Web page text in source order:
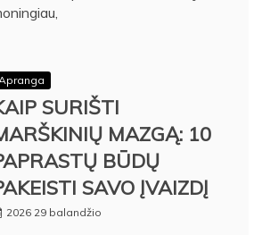
SURIŠTI
MAZGĄ: 10
BŪDŲ
SAVO ĮVAIZDĮ
2026 29 balandžio